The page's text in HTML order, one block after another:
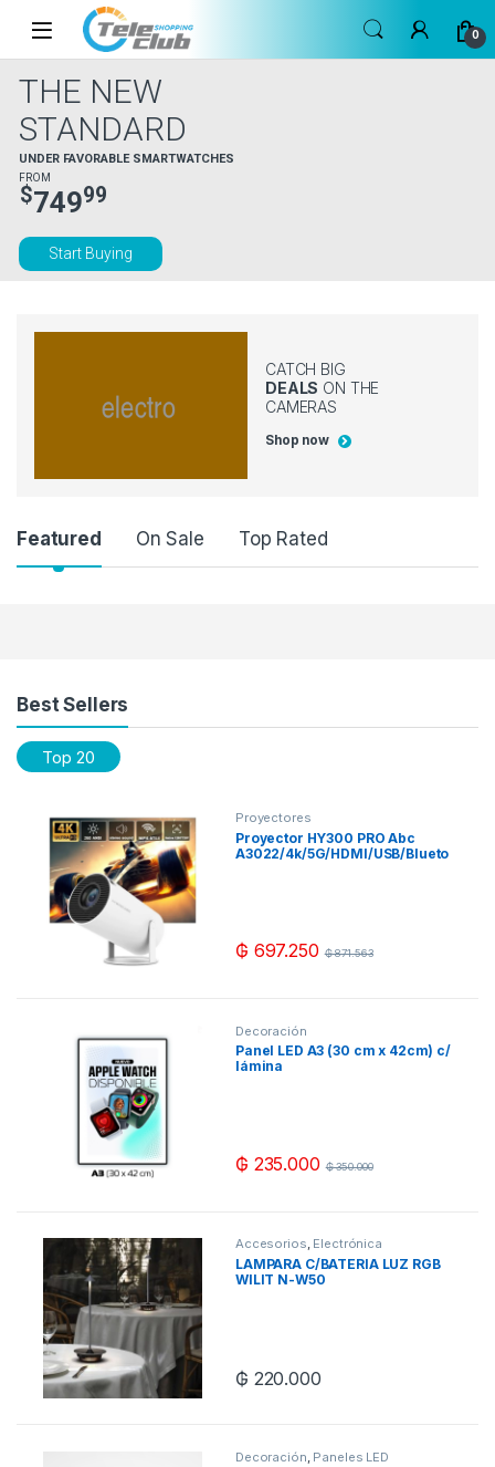
Skip to navigation
Skip to content
0
THE NEW
STANDARD
UNDER FAVORABLE SMARTWATCHES
FROM
$74999
Start Buying
CATCH BIG
DEALS ON THE
CAMERAS
Shop now
Featured On Sale Top Rated
Best Sellers
Top 20
Proyectores
Proyector HY300 PRO Abc
A3022/4k/5G/HDMI/USB/Blueto
₲ 697.250 ₲871.563
Decoración
Panel LED A3 (30 cm x 42cm) c/
lámina
₲ 235.000 ₲350.000
Accesorios, Electrónica
LAMPARA C/BATERIA LUZ RGB
WILIT N-W50
₲ 220.000
Decoración Paneles LED